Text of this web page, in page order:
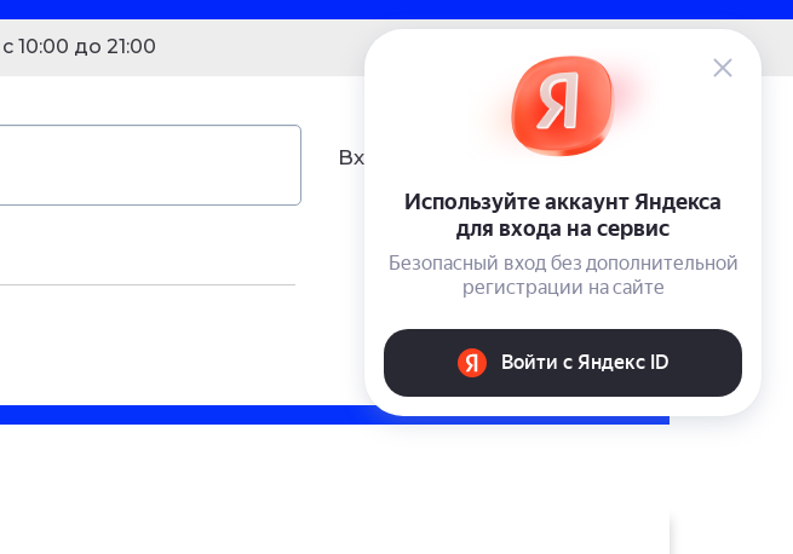
с 10:00 до 21:00
Вход Учетная запись